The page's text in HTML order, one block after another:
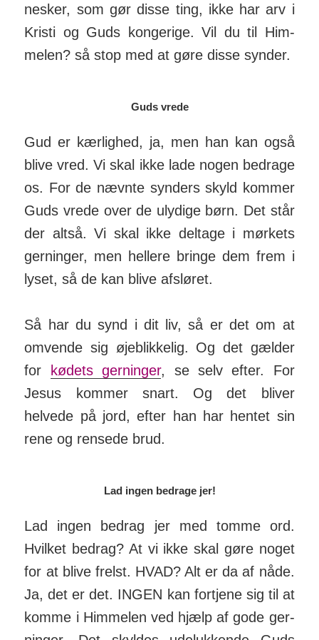
nesker, som gør disse ting, ikke har arv i
Kristi og Guds konge­rige. Vil du til Him­
melen? så stop med at gøre disse synder.
Guds vrede
Gud er kærlighed, ja, men han kan også
blive vred. Vi skal ikke lade nogen be­drage
os. For de nævnte synders skyld kommer
Guds vrede over de uly­dige børn. Det står
der altså. Vi skal ikke del­tage i mør­kets
ger­ninger, men hellere bringe dem frem i
lyset, så de kan blive af­sløret.
Så har du synd i dit liv, så er det om at
om­vende sig øje­blik­kelig. Og det gælder
for
kødets gerninger, se selv efter. For
Jesus kommer snart. Og det bliver
helvede på jord, efter han har hentet sin
rene og rensede brud.
Lad ingen bedrage jer!
Lad ingen bedrag jer med tomme ord.
Hvilket be­drag? At vi ikke skal gøre noget
for at blive frelst. HVAD? Alt er da af nåde.
Ja, det er det. INGEN kan for­tjene sig til at
komme i Him­melen ved hjælp af gode ger­